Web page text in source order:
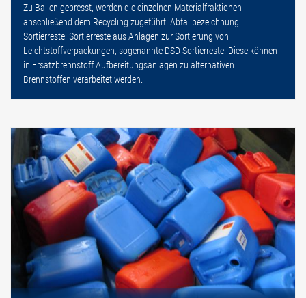
Zu Ballen gepresst, werden die einzelnen Materialfraktionen
anschließend dem Recycling zugeführt. Abfallbezeichnung
Sortierreste: Sortierreste aus Anlagen zur Sortierung von
Leichtstoffverpackungen, sogenannte DSD Sortierreste. Diese können
in Ersatzbrennstoff Aufbereitungsanlagen zu alternativen
Brennstoffen verarbeitet werden.